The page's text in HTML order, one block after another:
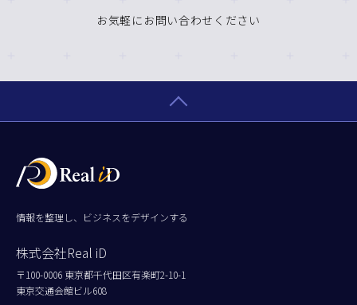
お気軽にお問い合わせください
情報を整理し、ビジネスをデザインする
株式会社Real iD
〒100-0006 東京都千代田区有楽町2-10-1
東京交通会館ビル608